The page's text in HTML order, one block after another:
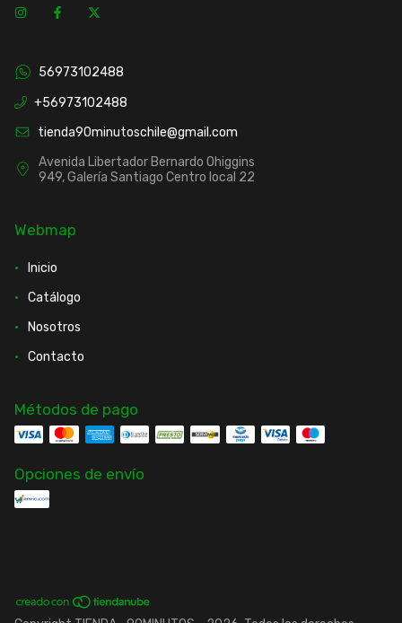
56973102488
+56973102488
tienda90minutoschile@gmail.com
Avenida Libertador Bernardo Ohiggins
949, Galería Santiago Centro local 22
Webmap
Inicio
Catálogo
Nosotros
Contacto
Métodos de pago
Opciones de envío